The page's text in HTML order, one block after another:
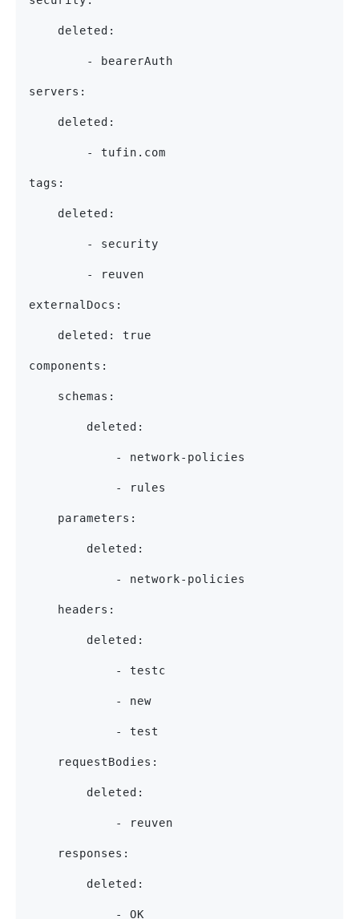
    deleted:
        - bearerAuth
servers:
    deleted:
        - tufin.com
tags:
    deleted:
        - security
        - reuven
externalDocs:
    deleted: true
components:
    schemas:
        deleted:
            - network-policies
            - rules
    parameters:
        deleted:
            - network-policies
    headers:
        deleted:
            - testc
            - new
            - test
    requestBodies:
        deleted:
            - reuven
    responses:
        deleted:
            - OK